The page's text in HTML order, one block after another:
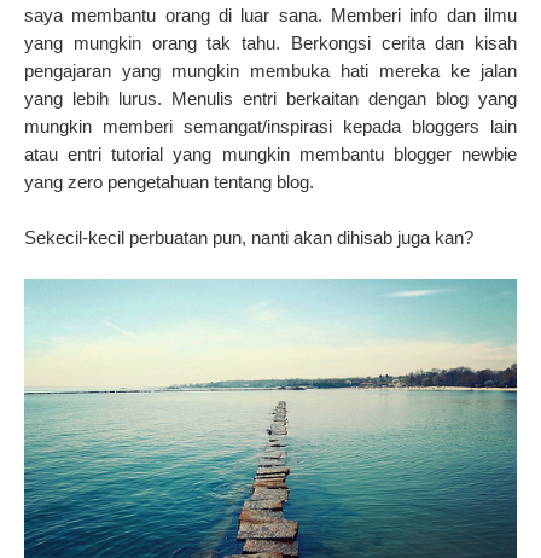
saya membantu orang di luar sana. Memberi info dan ilmu
yang mungkin orang tak tahu. Berkongsi cerita dan kisah
pengajaran yang mungkin membuka hati mereka ke jalan
yang lebih lurus. Menulis entri berkaitan dengan blog yang
mungkin memberi semangat/inspirasi kepada bloggers lain
atau entri tutorial yang mungkin membantu blogger newbie
yang zero pengetahuan tentang blog.
Sekecil-kecil perbuatan pun, nanti akan dihisab juga kan?